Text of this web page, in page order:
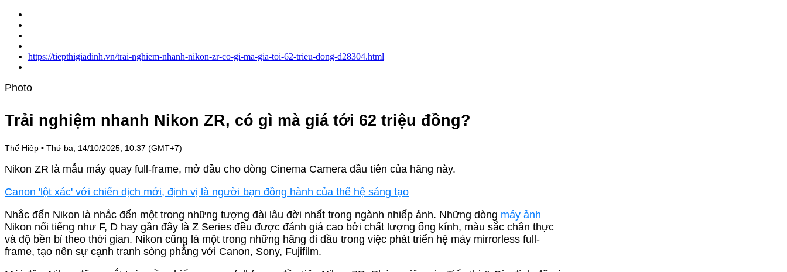
https://tiepthigiadinh.vn/trai-nghiem-nhanh-nikon-zr-co-gi-ma-gia-toi-62-trieu-dong-d28304.html
Photo
Trải nghiệm nhanh Nikon ZR, có gì mà giá tới 62 triệu đồng?
Thế Hiệp • Thứ ba, 14/10/2025, 10:37 (GMT+7)
Nikon ZR là mẫu máy quay full-frame, mở đầu cho dòng Cinema Camera đầu tiên của hãng này.
Canon 'lột xác' với chiến dịch mới, định vị là người bạn đồng hành của thế hệ sáng tạo
Nhắc đến Nikon là nhắc đến một trong những tượng đài lâu đời nhất trong ngành nhiếp ảnh. Những dòng máy ảnh
Nikon nổi tiếng như F, D hay gần đây là Z Series đều được đánh giá cao bởi chất lượng ống kính, màu sắc chân thực
và độ bền bỉ theo thời gian. Nikon cũng là một trong những hãng đi đầu trong việc phát triển hệ máy mirrorless full-
frame, tạo nên sự cạnh tranh sòng phẳng với Canon, Sony, Fujifilm.